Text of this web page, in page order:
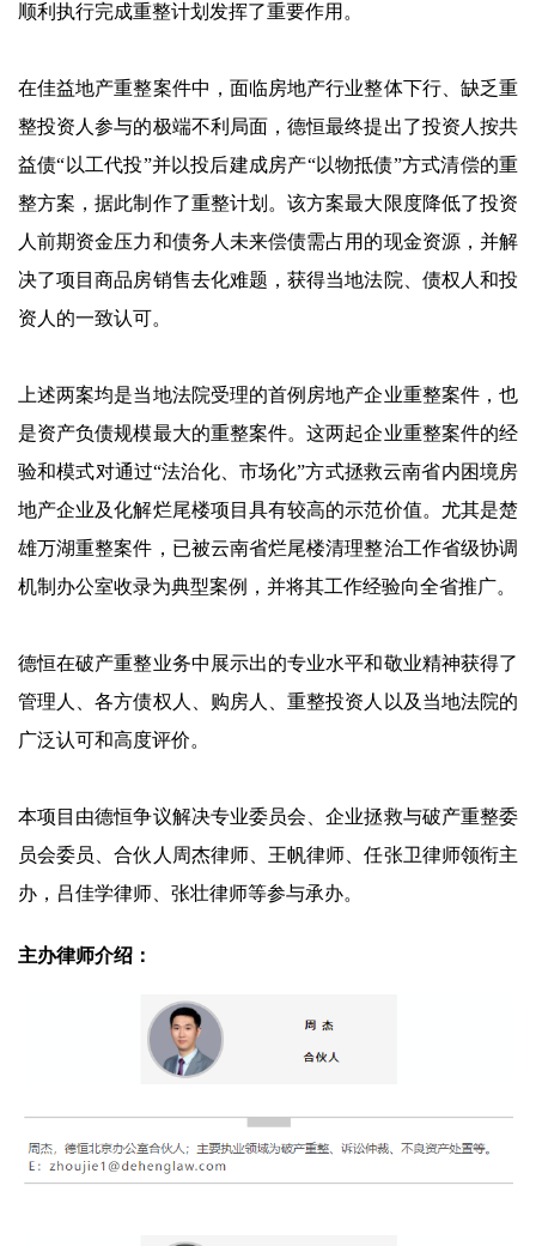
顺利执行完成重整计划发挥了重要作用。
在佳益地产重整案件中，面临房地产行业整体下行、缺乏重
整投资人参与的极端不利局面，德恒最终提出了投资人按共
益债“以工代投”并以投后建成房产“以物抵债”方式清偿的重
整方案，据此制作了重整计划。该方案最大限度降低了投资
人前期资金压力和债务人未来偿债需占用的现金资源，并解
决了项目商品房销售去化难题，获得当地法院、债权人和投
资人的一致认可。
上述两案均是当地法院受理的首例房地产企业重整案件，也
是资产负债规模最大的重整案件。这两起企业重整案件的经
验和模式对通过“法治化、市场化”方式拯救云南省内困境房
地产企业及化解烂尾楼项目具有较高的示范价值。尤其是楚
雄万湖重整案件，已被云南省烂尾楼清理整治工作省级协调
机制办公室收录为典型案例，并将其工作经验向全省推广。
德恒在破产重整业务中展示出的专业水平和敬业精神获得了
管理人、各方债权人、购房人、重整投资人以及当地法院的
广泛认可和高度评价。
本项目由德恒争议解决专业委员会、企业拯救与破产重整委
员会委员、合伙人周杰律师、王帆律师、任张卫律师领衔主
办，吕佳学律师、张壮律师等参与承办。
主办律师介绍：